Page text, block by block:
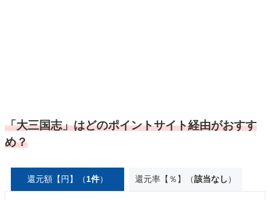
「大三国志」はどのポイントサイト経由がおすす
め？
還元額【円】（ 1件） 還元率【％】（該当なし ）